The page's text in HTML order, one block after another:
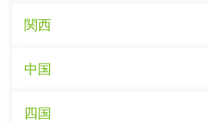
関西
中国
四国